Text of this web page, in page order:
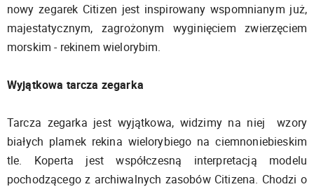
nowy zegarek Citizen jest inspirowany wspomnianym już,
majestatycznym, zagrożonym wyginięciem zwierzęciem
morskim - rekinem wielorybim.
Wyjątkowa tarcza zegarka
Tarcza zegarka jest wyjątkowa, widzimy na niej wzory
białych plamek rekina wielorybiego na ciemnoniebieskim
tle. Koperta jest współczesną interpretacją modelu
pochodzącego z archiwalnych zasobów Citizena. Chodzi o